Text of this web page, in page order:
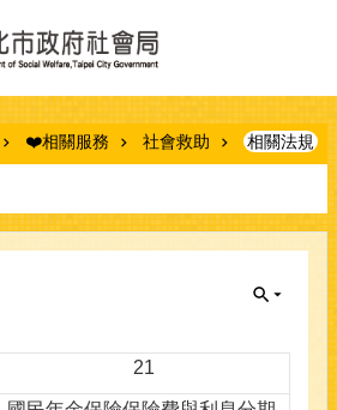
❤️相關服務 社會救助 相關法規
21